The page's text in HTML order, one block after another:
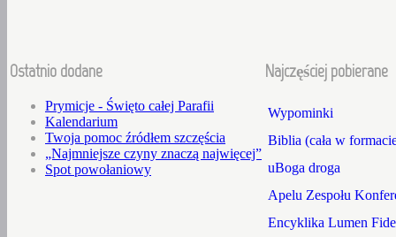
Ostatnio dodane
Prymicje - Święto całej Parafii
Kalendarium
Twoja pomoc źródłem szczęścia
„Najmniejsze czyny znaczą najwięcej”
Spot powołaniowy
Najczęściej pobierane
Wypominki
Biblia (cała w
uBoga droga
Apelu Zespołu
Encyklika Lumen